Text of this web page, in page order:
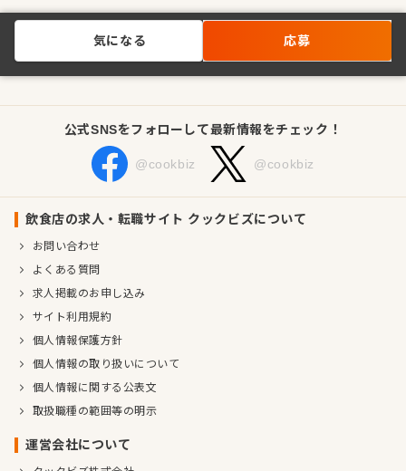
気になる 応募
公式SNSをフォローして最新情報をチェック！
@cookbiz @cookbiz
飲食店の求人・転職サイト クックビズについて
お問い合わせ
よくある質問
求人掲載のお申し込み
サイト利用規約
個人情報保護方針
個人情報の取り扱いについて
個人情報に関する公表文
取扱職種の範囲等の明示
運営会社について